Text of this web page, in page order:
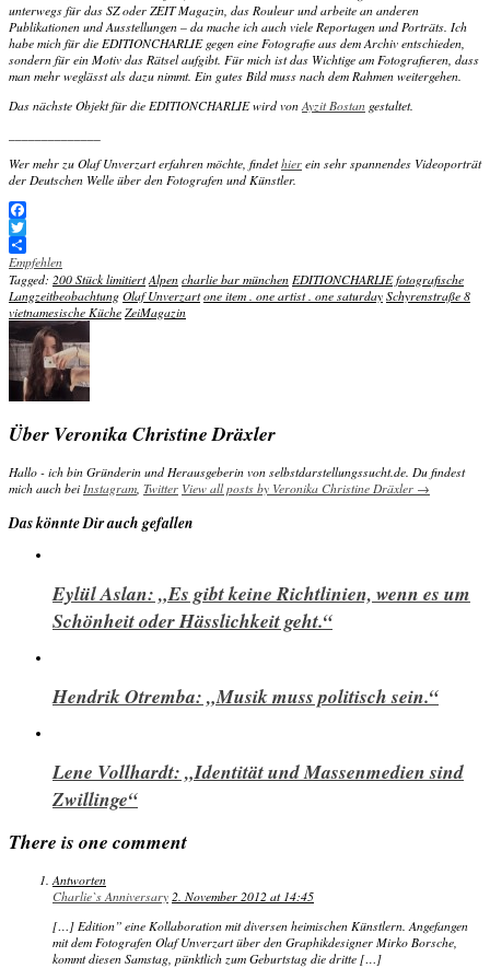
unterwegs für das SZ oder ZEIT Magazin, das Rouleur und arbeite an anderen
Publikationen und Ausstellungen – da mache ich auch viele Reportagen und Porträts. Ich
habe mich für die EDITIONCHARLIE gegen eine Fotografie aus dem Archiv entschieden,
sondern für ein Motiv das Rätsel aufgibt. Für mich ist das Wichtige am Fotografieren, dass
man mehr weglässt als dazu nimmt. Ein gutes Bild muss nach dem Rahmen weitergehen.
Das nächste Objekt für die EDITIONCHARLIE wird von Ayzit Bostan gestaltet.
Wer mehr zu Olaf Unverzart erfahren möchte, findethier ein sehr spannendes Videoporträt
der Deutschen Welle über den Fotografen und Künstler.
Facebook
Twitter
Empfehlen
Tagged: 200 Stück limitiert Alpen charlie bar münchen EDITIONCHARLIE fotografische
Langzeitbeobachtung Olaf Unverzart one item . one artist . one saturday Schyrenstraße 8
vietnamesische Küche ZeiMagazin
Über Veronika Christine Dräxler
Hallo - ich bin Gründerin und Herausgeberin von selbstdarstellungssucht.de. Du findest
mich auch bei Instagram Twitter View all posts by Veronika Christine Dräxler →
Das könnte Dir auch gefallen
Eylül Aslan: „Es gibt keine Richtlinien, wenn es um
Schönheit oder Hässlichkeit geht.“
Hendrik Otremba: „Musik muss politisch sein.“
Lene Vollhardt: „Identität und Massenmedien sind
Zwillinge“
There is one comment
Antworten
Charlie`s Anniversary 2. November 2012 at 14:45
[…] Edition” eine Kollaboration mit diversen heimischen Künstlern. Angefangen
mit dem Fotografen Olaf Unverzart über den Graphikdesigner Mirko Borsche,
kommt diesen Samstag, pünktlich zum Geburtstag die dritte […]